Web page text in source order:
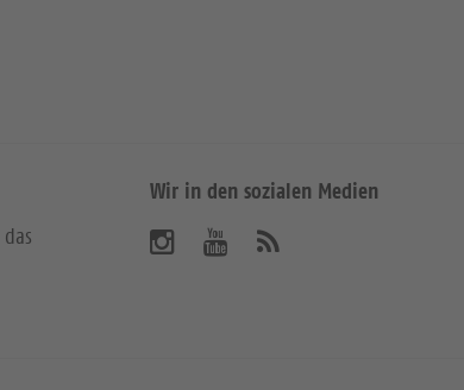
Wir in den sozialen Medien
B
B
A